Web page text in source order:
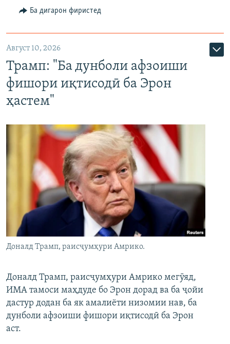
Ба дигарон фиристед
Август 10, 2026
Трамп: "Ба дунболи афзоиши
фишори иқтисодӣ ба Эрон
ҳастем"
Доналд Трамп, раисҷумҳури Амрико.
Доналд Трамп, раисҷумҳури Амрико мегӯяд,
ИМА тамоси маҳдуде бо Эрон дорад ва ба ҷойи
дастур додан ба як амалиёти низомии нав, ба
дунболи афзоиши фишори иқтисодӣ ба Эрон
аст.